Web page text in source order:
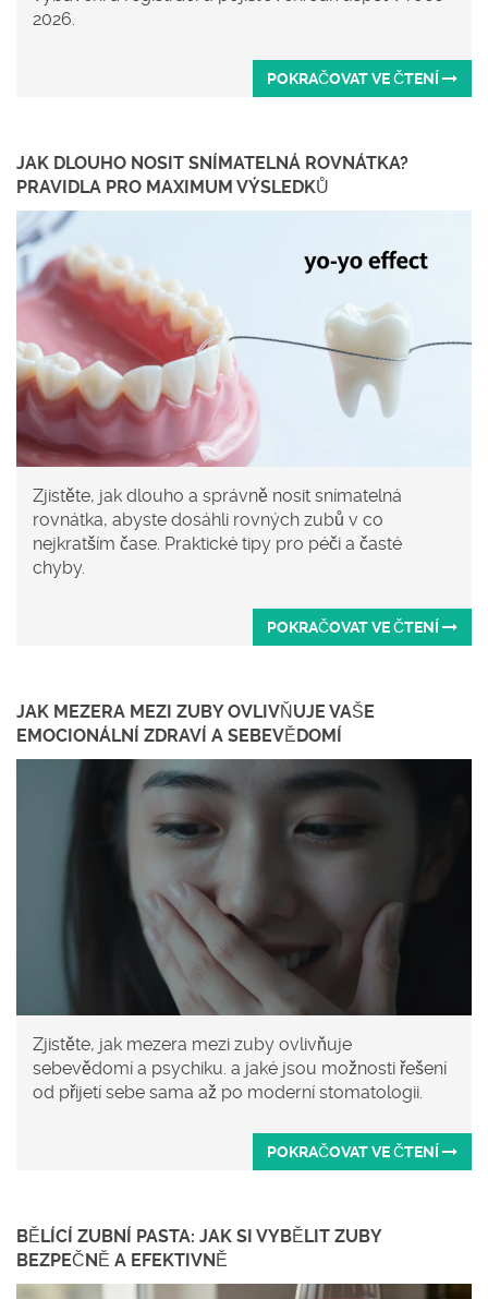
2026.
POKRAČOVAT VE ČTENÍ
JAK DLOUHO NOSIT SNÍMATELNÁ ROVNÁTKA?
PRAVIDLA PRO MAXIMUM VÝSLEDKŮ
Zjistěte, jak dlouho a správně nosit snímatelná
rovnátka, abyste dosáhli rovných zubů v co
nejkratším čase. Praktické tipy pro péči a časté
chyby.
POKRAČOVAT VE ČTENÍ
JAK MEZERA MEZI ZUBY OVLIVŇUJE VAŠE
EMOCIONÁLNÍ ZDRAVÍ A SEBEVĚDOMÍ
Zjistěte, jak mezera mezi zuby ovlivňuje
sebevědomí a psychiku. a jaké jsou možnosti řešení
od přijetí sebe sama až po moderní stomatologii.
POKRAČOVAT VE ČTENÍ
BĚLÍCÍ ZUBNÍ PASTA: JAK SI VYBĚLIT ZUBY
BEZPEČNĚ A EFEKTIVNĚ